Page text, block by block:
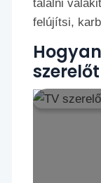
találni
felújítsi,